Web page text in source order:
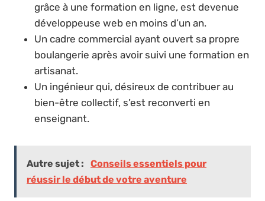
grâce à une formation en ligne, est devenue
développeuse web en moins d’un an.
Un cadre commercial ayant ouvert sa propre
boulangerie après avoir suivi une formation en
artisanat.
Un ingénieur qui, désireux de contribuer au
bien-être collectif, s’est reconverti en
enseignant.
Autre sujet :
Conseils essentiels pour
réussir le début de votre aventure